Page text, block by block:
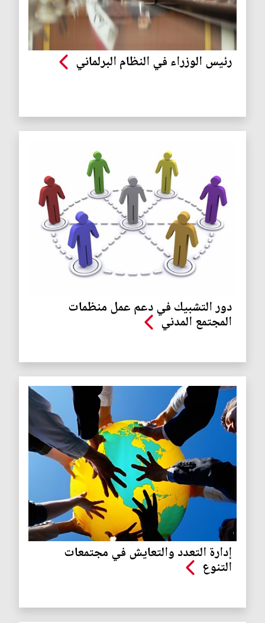
رئيس الوزراء في النظام البرلماني
دور التشبيك في دعم عمل منظمات
المجتمع المدني
إدارة التعدد والتعايش في مجتمعات
التنوع